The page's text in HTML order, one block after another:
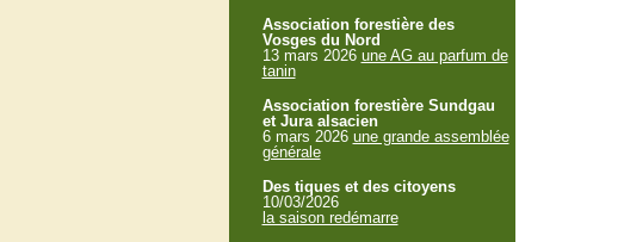
Association forestière des
Vosges du Nord
13 mars 2026 une AG au parfum de
tanin
Association forestière Sundgau
et Jura alsacien
6 mars 2026 une grande assemblée
générale
Des tiques et des citoyens
10/03/2026
la saison redémarre